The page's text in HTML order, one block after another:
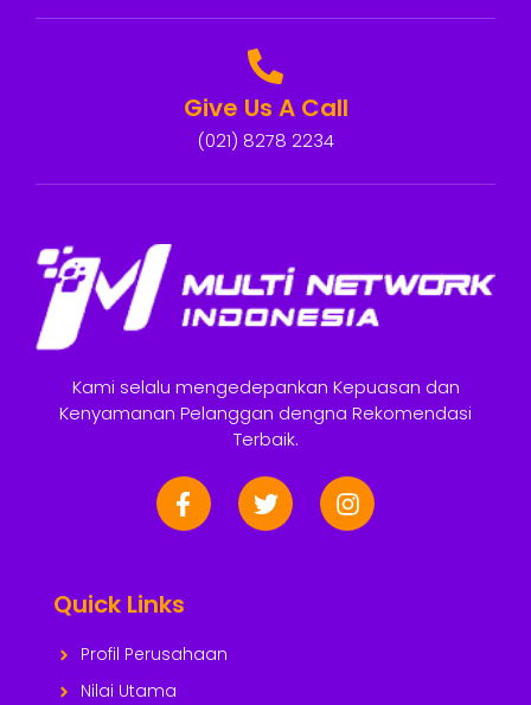
Give Us A Call
(021) 8278 2234
Kami selalu mengedepankan Kepuasan dan
Kenyamanan Pelanggan dengna Rekomendasi
Terbaik.
Quick Links
Profil Perusahaan
Nilai Utama